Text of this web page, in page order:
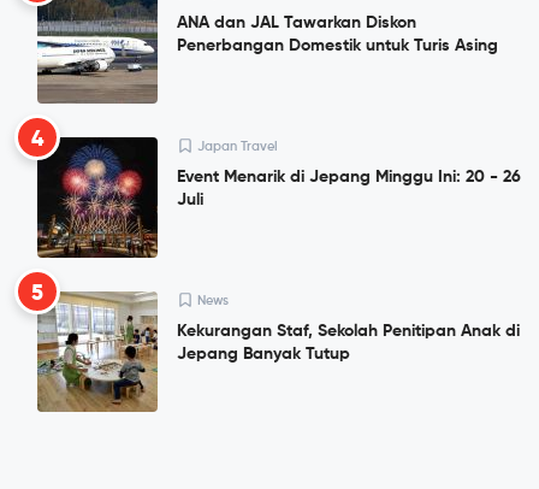
ANA dan JAL Tawarkan Diskon
Penerbangan Domestik untuk Turis Asing
4 Japan Travel
Event Menarik di Jepang Minggu Ini: 20 - 26
Juli
5 News
Kekurangan Staf, Sekolah Penitipan Anak di
Jepang Banyak Tutup